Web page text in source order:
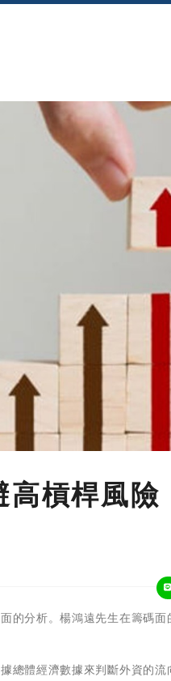
高槓桿風險
的分析。楊鴻遠先生在籌碼面
總體經濟數據來判斷外資的